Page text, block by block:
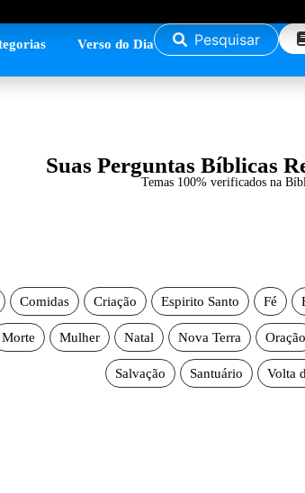
Verso do Dia Pesquisar
Suas Perguntas Bíblicas
Temas 100% verificados na
Comidas Criação Espirito Santo Fé
Morte Mulher Natal Nova Terra Oração
Salvação Santuário Volta